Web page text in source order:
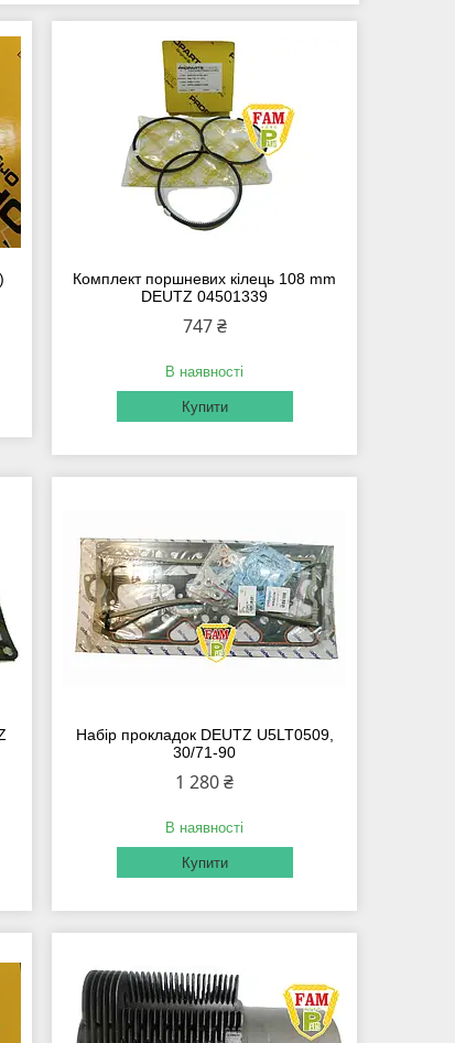
Комплект поршневих кілець 108 mm
DEUTZ 04501339
747 ₴
В наявності
Купити
Набір прокладок DEUTZ U5LT0509,
30/71-90
1 280 ₴
В наявності
Купити